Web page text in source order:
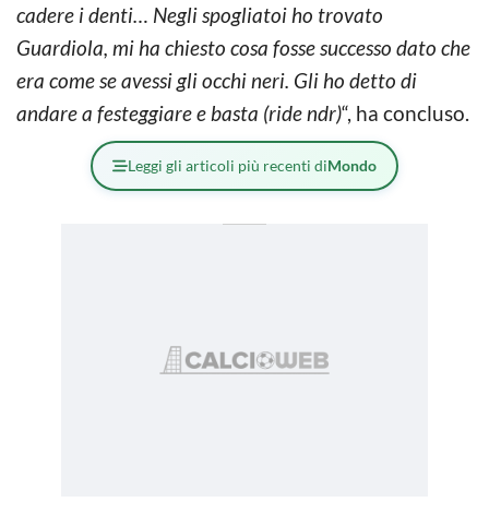
cadere i denti… Negli spogliatoi ho trovato
Guardiola, mi ha chiesto cosa fosse successo dato che
era come se avessi gli occhi neri. Gli ho detto di
andare a festeggiare e basta (ride ndr)“, ha concluso.
Leggi gli articoli più recenti diMondo